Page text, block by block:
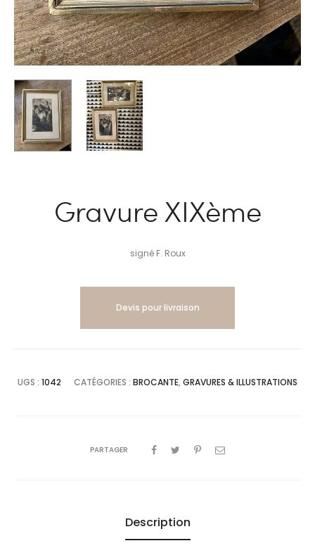
Gravure XIXème
signé F. Roux
Devis pour livraison
UGS : 1042 CATÉGORIES : BROCANTE, GRAVURES & ILLUSTRATIONS
PARTAGER
Description